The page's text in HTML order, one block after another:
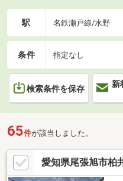
駅 名鉄瀬戸線/水野
条件 指定なし
検索条件を保存
新
65件が該当しました。
愛知県尾張旭市柏